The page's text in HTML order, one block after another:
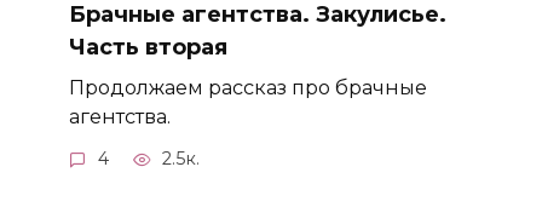
Брачные агентства. Закулисье.
Часть вторая
Продолжаем рассказ про брачные
агентства.
4 2.5к.